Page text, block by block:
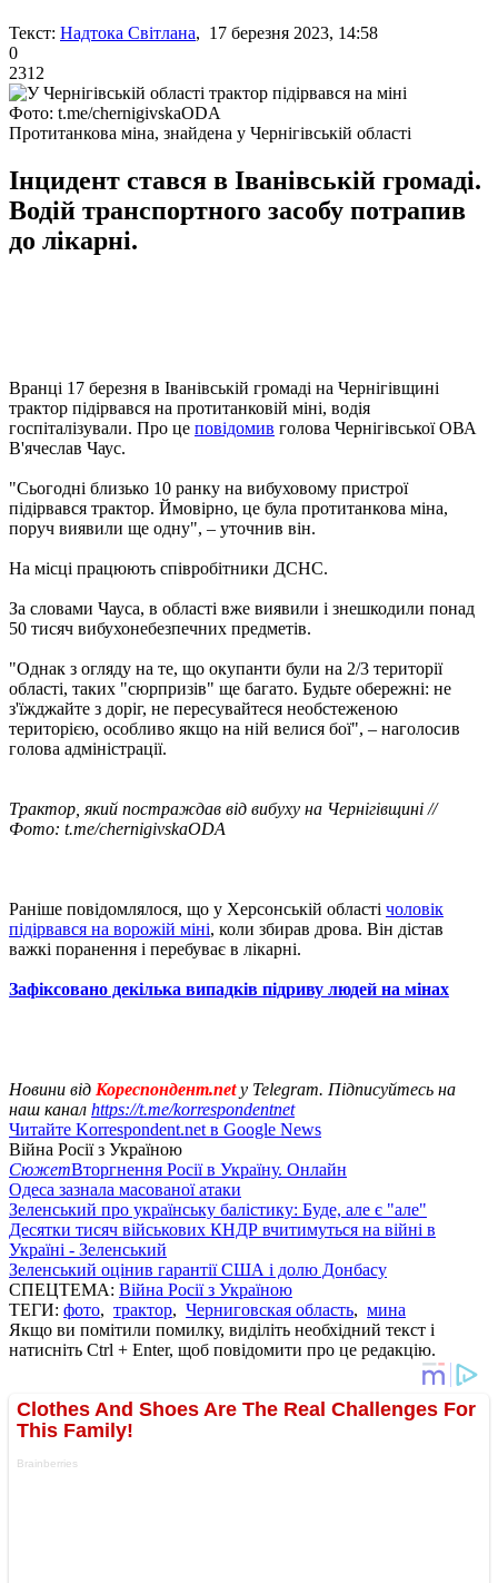
Текст: Надтока Світлана, 17 березня 2023, 14:58
0
2312
Фото: t.me/chernigivskaODA
Протитанкова міна, знайдена у Чернігівській області
Інцидент стався в Іванівській громаді.
Водій транспортного засобу потрапив
до лікарні.
Вранці 17 березня в Іванівській громаді на Чернігівщині
трактор підірвався на протитанковій міні, водія
госпіталізували. Про це повідомив голова Чернігівської ОВА
В'ячеслав Чаус.
"Сьогодні близько 10 ранку на вибуховому пристрої
підірвався трактор. Ймовірно, це була протитанкова міна,
поруч виявили ще одну", – уточнив він.
На місці працюють співробітники ДСНС.
За словами Чауса, в області вже виявили і знешкодили понад
50 тисяч вибухонебезпечних предметів.
"Однак з огляду на те, що окупанти були на 2/3 території
області, таких "сюрпризів" ще багато. Будьте обережні: не
з'їжджайте з доріг, не пересувайтеся необстеженою
територією, особливо якщо на ній велися бої", – наголосив
голова адміністрації.
Трактор, який постраждав від вибуху на Чернігівщині //
Фото: t.me/chernigivskaODA
Раніше повідомлялося, що у Херсонській області чоловік
підірвався на ворожій міні, коли збирав дрова. Він дістав
важкі поранення і перебуває в лікарні.
Зафіксовано декілька випадків підриву людей на мінах
Новини від Кореспондент.netу Telegram. Підписуйтесь на
наш канал https://t.me/korrespondentnet
Читайте Korrespondent.net в Google News
Війна Росії з Україною
СюжетВторгнення Росії в Україну. Онлайн
Одеса зазнала масованої атаки
Зеленський про українську балістику: Буде, але є "але"
Десятки тисяч військових КНДР вчитимуться на війні в
Україні - Зеленський
Зеленський оцінив гарантії США і долю Донбасу
СПЕЦТЕМА: Війна Росії з Україною
ТЕГИ: фото, трактор, Черниговская область, мина
Якщо ви помітили помилку, виділіть необхідний текст і
натисніть Ctrl + Enter, щоб повідомити про це редакцію.